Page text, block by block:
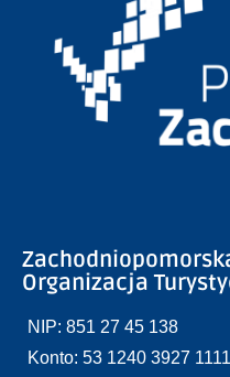
Organizacja
NIP: 851 27 45 138
Konto: 53 1240 3927